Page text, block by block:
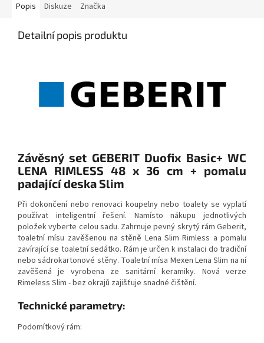
Popis Diskuze Značka
Detailní popis produktu
Závěsný set GEBERIT Duofix Basic+ WC
LENA RIMLESS 48 x 36 cm + pomalu
padající deska Slim
Při dokončení nebo renovaci koupelny nebo toalety se vyplatí
používat inteligentní řešení. Namísto nákupu jednotlivých
položek vyberte celou sadu. Zahrnuje pevný skrytý rám Geberit,
toaletní mísu zavěšenou na stěně Lena Slim Rimless a pomalu
zavírající se toaletní sedátko. Rám je určen k instalaci do tradiční
nebo sádrokartonové stěny. Toaletní mísa Mexen Lena Slim na ní
zavěšená je vyrobena ze sanitární keramiky. Nová verze
Rimeless Slim - bez okrajů zajišťuje snadné čištění.
Technické parametry:
Podomítkový rám: